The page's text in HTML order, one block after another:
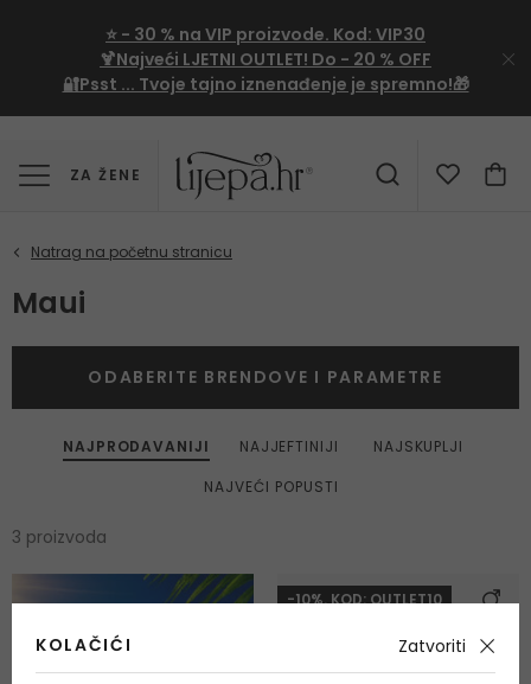
⭐ - 30 % na VIP proizvode. Kod: VIP30
🍹Najveći LJETNI OUTLET! Do - 20 % OFF
🔐Psst ... Tvoje tajno iznenađenje je spremno!🎁
ZA ŽENE
Maui
NAJPRODAVANIJI NAJJEFTINIJI
NAJSKUPLJI
NAJVEĆI POPUSTI
3 proizvoda
ODABERITE BRENDOVE I PARAMETRE
-10%. KOD: OUTLET10
KOLAČIĆI Zatvoriti